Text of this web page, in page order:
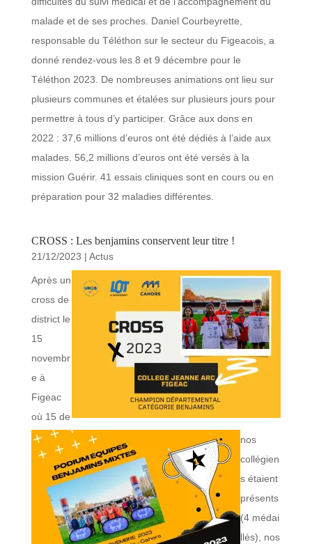
malade et de ses proches. Daniel Courbeyrette,
responsable du Téléthon sur le secteur du Figeacois, a
donné rendez-vous les 8 et 9 décembre pour le
Téléthon 2023. De nombreuses animations ont lieu sur
plusieurs communes et étalées sur plusieurs jours pour
permettre à tous d’y participer. Grâce aux dons en
2022 : 37,6 millions d’euros ont été dédiés à l’aide aux
malades. 56,2 millions d’euros ont été versés à la
mission Guérir. 41 essais cliniques sont en cours ou en
préparation pour 32 maladies différentes.
CROSS : Les benjamins conservent leur titre !
21/12/2023 | Actus
Après un
cross de
district le
15
novembr
e à
Figeac
où 15 de
nos
collégien
s étaient
présents
(4 médai
llés), nos